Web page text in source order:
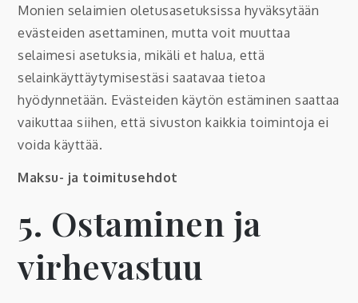
Monien selaimien oletusasetuksissa hyväksytään
evästeiden asettaminen, mutta voit muuttaa
selaimesi asetuksia, mikäli et halua, että
selainkäyttäytymisestäsi saatavaa tietoa
hyödynnetään. Evästeiden käytön estäminen saattaa
vaikuttaa siihen, että sivuston kaikkia toimintoja ei
voida käyttää.
Maksu- ja toimitusehdot
5. Ostaminen ja
virhevastuu